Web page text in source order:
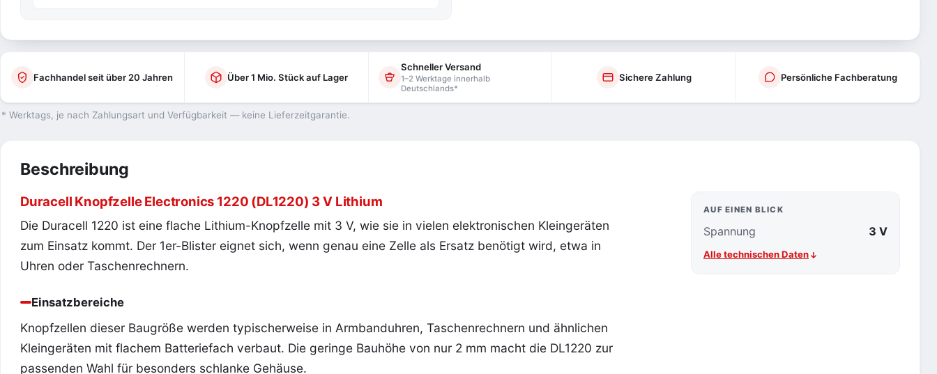
Fachhandel seit über 20 Jahren Über 1 Mio. Stück auf Lager
Schneller Versand
1–2 Werktage innerhalb
Deutschlands*
Sichere Zahlung Persönliche Fachberatung
* Werktags, je nach Zahlungsart und Verfügbarkeit — keine Lieferzeitgarantie.
Beschreibung
Duracell Knopfzelle Electronics 1220 (DL1220) 3 V Lithium
Die Duracell 1220 ist eine flache Lithium-Knopfzelle mit 3 V, wie sie in vielen elektronischen Kleingeräten
zum Einsatz kommt. Der 1er-Blister eignet sich, wenn genau eine Zelle als Ersatz benötigt wird, etwa in
Uhren oder Taschenrechnern.
Einsatzbereiche
Knopfzellen dieser Baugröße werden typischerweise in Armbanduhren, Taschenrechnern und ähnlichen
Kleingeräten mit flachem Batteriefach verbaut. Die geringe Bauhöhe von nur 2 mm macht die DL1220 zur
passenden Wahl für besonders schlanke Gehäuse.
AUF EINEN BLICK
Spannung 3 V
Alle technischen Daten